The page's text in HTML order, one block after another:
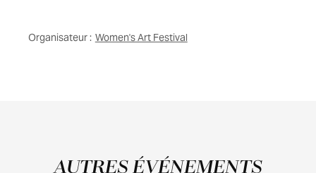
Organisateur : Women's Art Festival
AUTRES ÉVÉNEMENTS